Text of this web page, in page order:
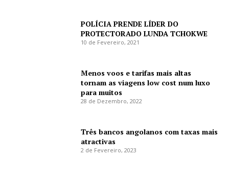
POLÍCIA PRENDE LÍDER DO
PROTECTORADO LUNDA TCHOKWE
10 de Fevereiro, 2021
Menos voos e tarifas mais altas
tornam as viagens low cost num luxo
para muitos
28 de Dezembro, 2022
Três bancos angolanos com taxas mais
atractivas
2 de Fevereiro, 2023